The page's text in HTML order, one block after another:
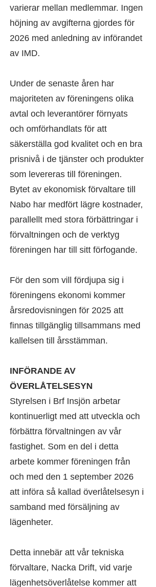
varierar mellan medlemmar. Ingen
höjning av avgifterna gjordes för
2026 med anledning av införandet
av IMD.
Under de senaste åren har
majoriteten av föreningens olika
avtal och leverantörer förnyats
och omförhandlats för att
säkerställa god kvalitet och en bra
prisnivå i de tjänster och produkter
som levereras till föreningen.
Bytet av ekonomisk förvaltare till
Nabo har medfört lägre kostnader,
parallellt med stora förbättringar i
förvaltningen och de verktyg
föreningen har till sitt förfogande.
För den som vill fördjupa sig i
föreningens ekonomi kommer
årsredovisningen för 2025 att
finnas tillgänglig tillsammans med
kallelsen till årsstämman.
INFÖRANDE AV
ÖVERLÅTELSESYN
Styrelsen i Brf Insjön arbetar
kontinuerligt med att utveckla och
förbättra förvaltningen av vår
fastighet. Som en del i detta
arbete kommer föreningen från
och med den 1 september 2026
att införa så kallad överlåtelsesyn i
samband med försäljning av
lägenheter.
Detta innebär att vår tekniska
förvaltare, Nacka Drift, vid varje
lägenhetsöverlåtelse kommer att